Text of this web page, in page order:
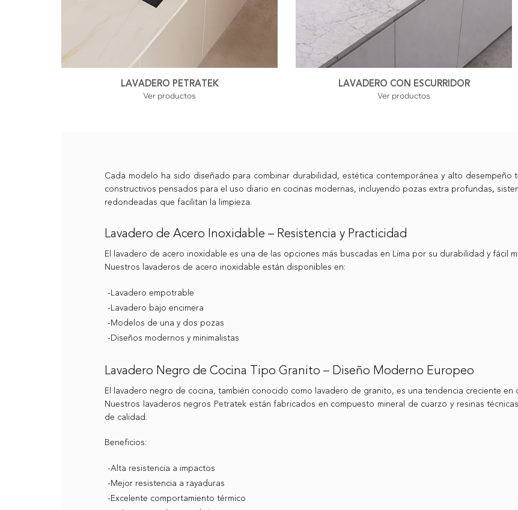
LAVADERO PETRATEK
Ver productos
LAVADERO CON ESCURRIDOR
Ver productos
Cada modelo ha sido diseñado para combinar durabilidad, estética contemporánea y alto desempeño
constructivos pensados para el uso diario en cocinas modernas, incluyendo pozas extra profundas,
redondeadas que facilitan la limpieza.
Lavadero de Acero Inoxidable – Resistencia y Practicidad
El lavadero de acero inoxidable es una de las opciones más buscadas en Lima por su durabilidad y fácil
Nuestros lavaderos de acero inoxidable están disponibles en:
-Lavadero empotrable
-Lavadero bajo encimera
-Modelos de una y dos pozas
-Diseños modernos y minimalistas
Lavadero Negro de Cocina Tipo Granito – Diseño Moderno Europeo
El lavadero negro de cocina, también conocido como lavadero de granito, es una tendencia creciente en
Nuestros lavaderos negros Petratek están fabricados en compuesto mineral de cuarzo y resinas
de calidad.
Beneficios:
-Alta resistencia a impactos
-Mejor resistencia a rayaduras
-Excelente comportamiento térmico